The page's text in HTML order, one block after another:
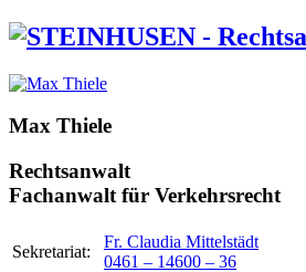
Max Thiele
Rechtsanwalt
Fachanwalt für Verkehrsrecht
Sekretariat:
Fr. Claudia Mittelstädt
0461 – 14600 – 36